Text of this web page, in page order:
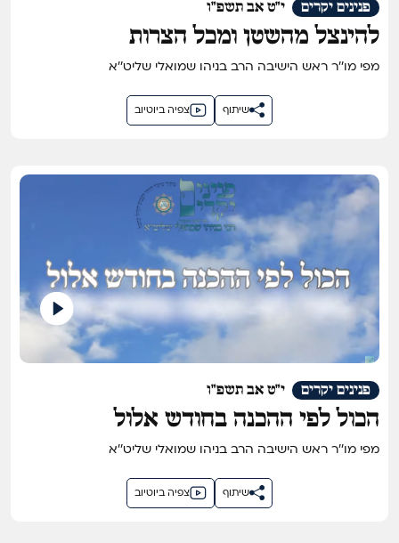
י"ט אב תשפ"ו פנינים יקרים
להינצל מהשטן ומכל הצרות
מפי מו''ר ראש הישיבה הרב בניהו שמואלי שליט''א
צפיה ביוטיוב שיתוף
י"ט אב תשפ"ו פנינים יקרים
הכול לפי ההכנה בחודש אלול
מפי מו''ר ראש הישיבה הרב בניהו שמואלי שליט''א
צפיה ביוטיוב שיתוף